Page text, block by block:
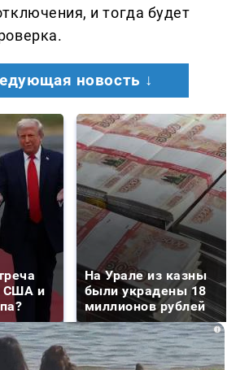
и тогда будет
новость ↓
США и
На Урале из казны
были украдены 18
миллионов рублей
i